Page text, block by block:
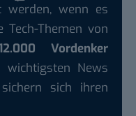
werden, wenn es
Tech-Themen von
Vordenker
wichtigsten News
sich ihren